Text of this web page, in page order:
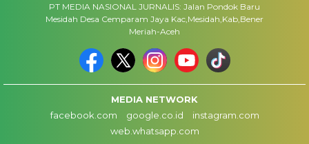
PT MEDIA NASIONAL JURNALIS: Jalan Pondok Baru
Mesidah Desa Cemparam Jaya Kac,Mesidah,Kab,Bener
Meriah-Aceh
MEDIA NETWORK
facebook.com
google.co.id
instagram.com
web.whatsapp.com